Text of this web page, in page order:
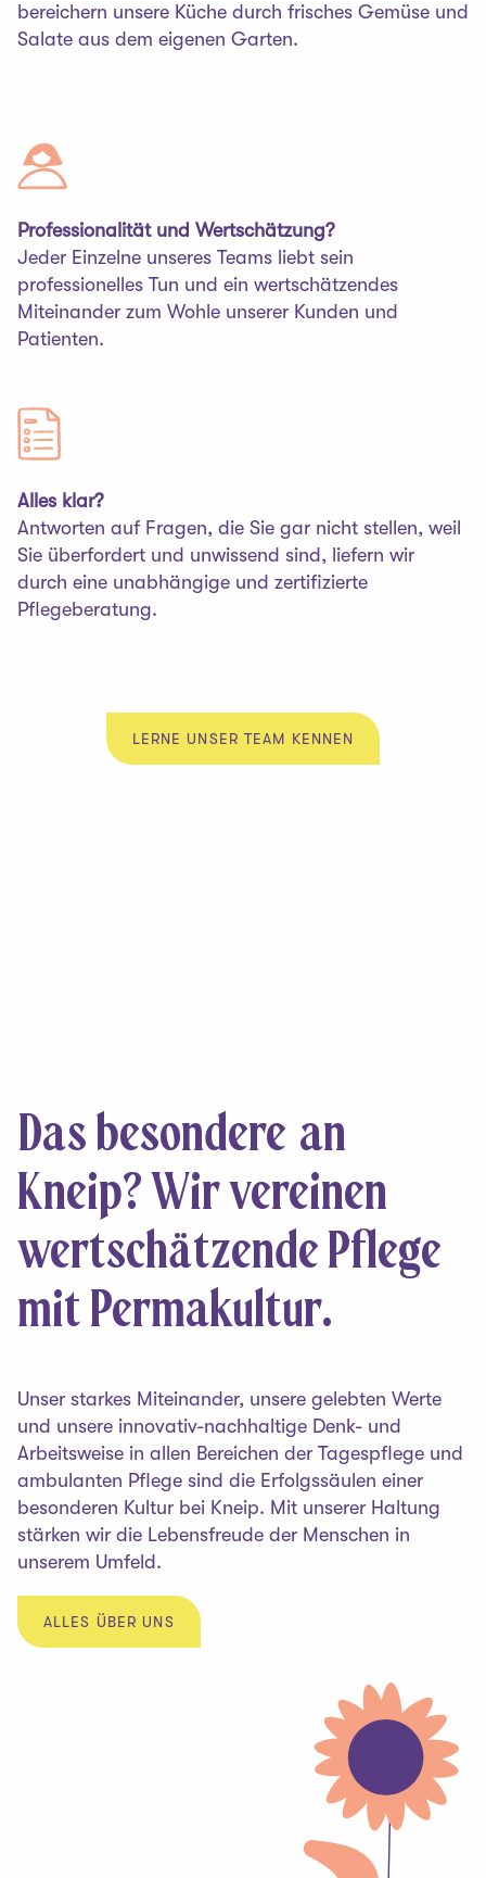
bereichern unsere Küche durch frisches Gemüse und
Salate aus dem eigenen Garten.
Professionalität und Wertschätzung?
Jeder Einzelne unseres Teams liebt sein
professionelles Tun und ein wertschätzendes
Miteinander zum Wohle unserer Kunden und
Patienten.
Alles klar?
Antworten auf Fragen, die Sie gar nicht stellen, weil
Sie überfordert und unwissend sind, liefern wir
durch eine unabhängige und zertifizierte
Pflegeberatung.
LERNE UNSER TEAM KENNEN
Das besondere an
Kneip? Wir vereinen
wertschätzende Pflege
mit Permakultur.
Unser starkes Miteinander, unsere gelebten Werte
und unsere innovativ-nachhaltige Denk- und
Arbeitsweise in allen Bereichen der Tagespflege und
ambulanten Pflege sind die Erfolgssäulen einer
besonderen Kultur bei Kneip. Mit unserer Haltung
stärken wir die Lebensfreude der Menschen in
unserem Umfeld.
ALLES ÜBER UNS